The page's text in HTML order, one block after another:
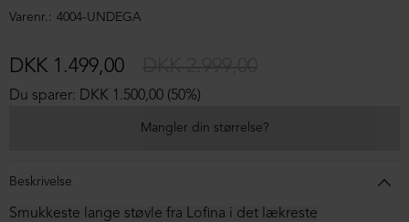
Varenr. 4004-UNDEGA
Du sparer: DKK 1.500,00 (50%)
DKK 1.499,00
Mangler din størrelse?
Beskrivelse
Smukkeste lange støvle fra Lofina i det lækreste